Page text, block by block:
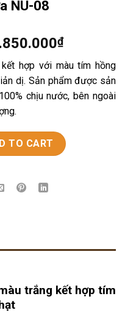
NU-08
₫
hợp với màu tím hồng
dị. Sản phẩm được sản
chịu nước, bên ngoài
TO CART
trắng kết hợp tím